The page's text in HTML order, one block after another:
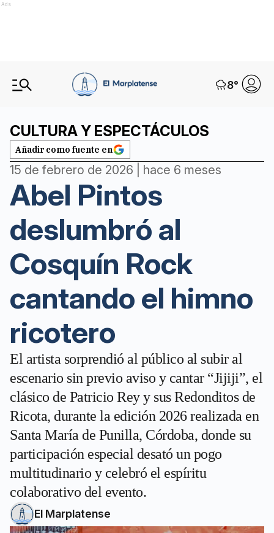
Ads
8°
CULTURA Y ESPECTÁCULOS
Añadir como fuente en
15 de febrero de 2026 | hace 6 meses
Abel Pintos
deslumbró al
Cosquín Rock
cantando el himno
ricotero
El artista sorprendió al público al subir al
escenario sin previo aviso y cantar “Jijiji”, el
clásico de Patricio Rey y sus Redonditos de
Ricota, durante la edición 2026 realizada en
Santa María de Punilla, Córdoba, donde su
participación especial desató un pogo
multitudinario y celebró el espíritu
colaborativo del evento.
El Marplatense